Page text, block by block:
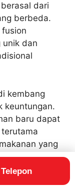
Telepon
dari
berbeda.
unik dan
kembang
keuntungan.
baru dapat
yang
berkesan